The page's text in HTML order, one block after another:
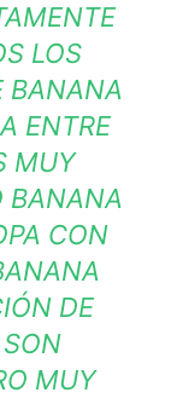
LOS
BANANA
ENTRE
MUY
BANANA
CON
DE
MUY